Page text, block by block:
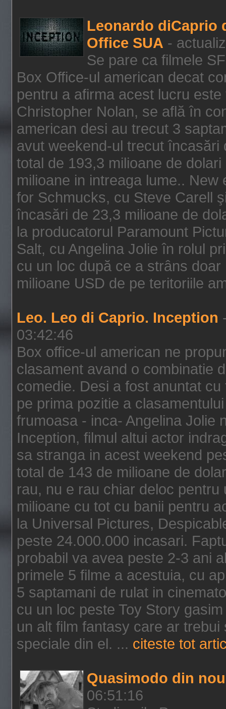
Leonardo diCaprio
Office SUA -
Se pare ca filmele
Box Office-ul american decat
pentru a afirma acest lucru
Christopher Nolan, se află în
american desi au trecut 3
avut weekend-ul trecut încasări
total de 193,3 milioane de
milioane in intreaga lume..
for Schmucks, cu Steve Carell
încasări de 23,3 milioane de
la producatorul Paramount
Salt, cu Angelina Jolie în rolul
cu un loc după ce a strâns
milioane USD de pe teritoriile
Leo. Leo di Caprio. Inception
03:42:46
Box office-ul american ne
clasament avand o combinatie
comedie. Desi a fost anuntat
pe prima pozitie a
frumoasa - inca- Angelina Jolie
Inception, filmul altui actor
sa stranga in acest weekend
total de 143 de milioane de
rau, nu e rau chiar deloc
milioane cu tot cu banii pentru
la Universal Pictures,
peste 24.000.000 incasari.
probabil va avea peste 2-3 ani
primele 5 filme a acestuia, cu
5 saptamani de rulat in
cu un loc peste Toy Story
un alt film fantasy care ar
speciale din el. ... citeste tot
Quasimodo din
06:51:16